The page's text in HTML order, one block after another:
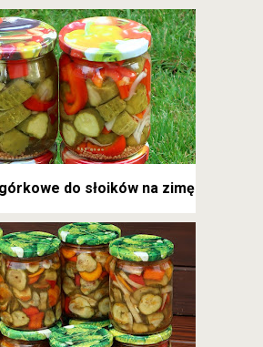
do słoików na zimę